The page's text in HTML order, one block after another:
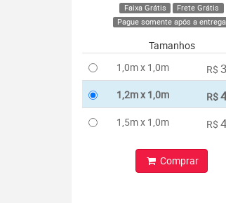
Faixa Grátis
Frete Grátis
Pague somente após a entrega
Tamanhos
1,0m x 1,0m
R$
1,2m x 1,0m R$
1,5m x 1,0m R$
Comprar